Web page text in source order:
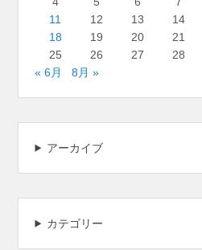
11
12 13 14
18
19 20 21
25
26 27 28
« 6月
8月 »
アーカイブ
カテゴリー